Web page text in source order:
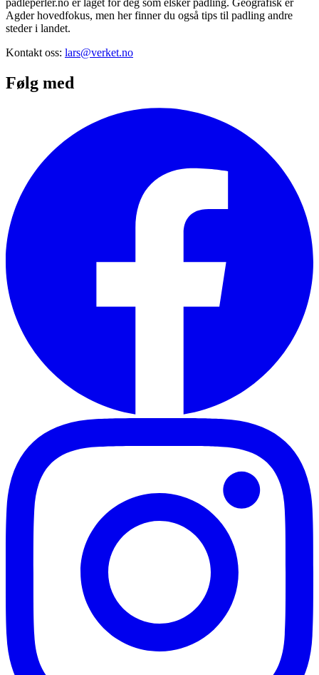
padleperler.no er laget for deg som elsker padling. Geografisk er
Agder hovedfokus, men her finner du også tips til padling andre
steder i landet.
Kontakt oss: lars@verket.no
Følg med